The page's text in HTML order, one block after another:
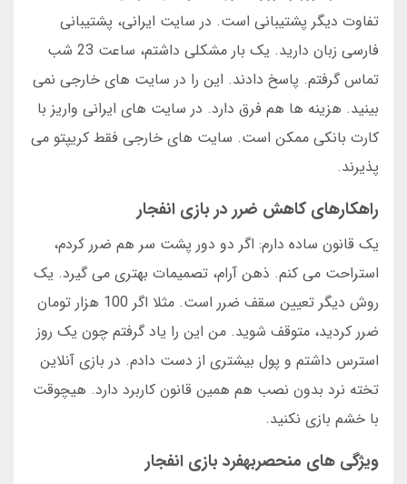
تفاوت دیگر پشتیبانی است. در سایت ایرانی، پشتیبانی
فارسی زبان دارید. یک بار مشکلی داشتم، ساعت 23 شب
تماس گرفتم. پاسخ دادند. این را در سایت های خارجی نمی
بینید. هزینه ها هم فرق دارد. در سایت های ایرانی واریز با
کارت بانکی ممکن است. سایت های خارجی فقط کریپتو می
پذیرند.
راهکارهای کاهش ضرر در بازی انفجار
یک قانون ساده دارم: اگر دو دور پشت سر هم ضرر کردم،
استراحت می کنم. ذهن آرام، تصمیمات بهتری می گیرد. یک
روش دیگر تعیین سقف ضرر است. مثلا اگر 100 هزار تومان
ضرر کردید، متوقف شوید. من این را یاد گرفتم چون یک روز
استرس داشتم و پول بیشتری از دست دادم. در بازی آنلاین
تخته نرد بدون نصب هم همین قانون کاربرد دارد. هیچوقت
با خشم بازی نکنید.
ویژگی های منحصربهفرد بازی انفجار